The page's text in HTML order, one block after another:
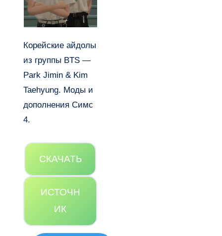
Корейские айдолы
из группы BTS —
Park Jimin & Kim
Taehyung. Моды и
дополнения Симс
4.
СКАЧАТЬ
ИСТОЧН
ИК